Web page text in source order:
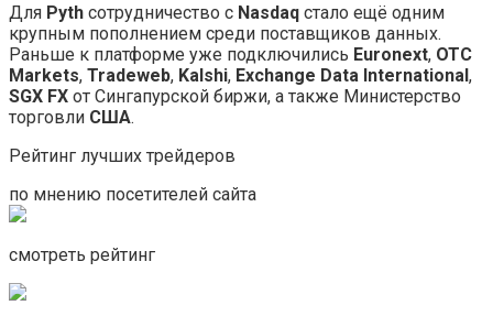
Для Pyth сотрудничество с Nasdaq стало ещё одним
крупным пополнением среди поставщиков данных.
Раньше к платформе уже подключились Euronext, OTC
Markets, Tradeweb, Kalshi, Exchange Data International,
SGX FX от Сингапурской биржи, а также Министерство
торговли США.
Рейтинг лучших трейдеров
по мнению посетителей сайта
смотреть рейтинг